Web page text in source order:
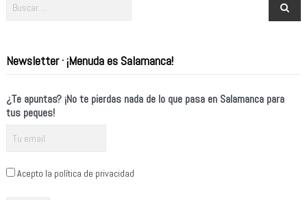
Newsletter · ¡Menuda es Salamanca!
¿Te apuntas? ¡No te pierdas nada de lo que pasa en Salamanca para
tus peques!
Acepto la política de privacidad